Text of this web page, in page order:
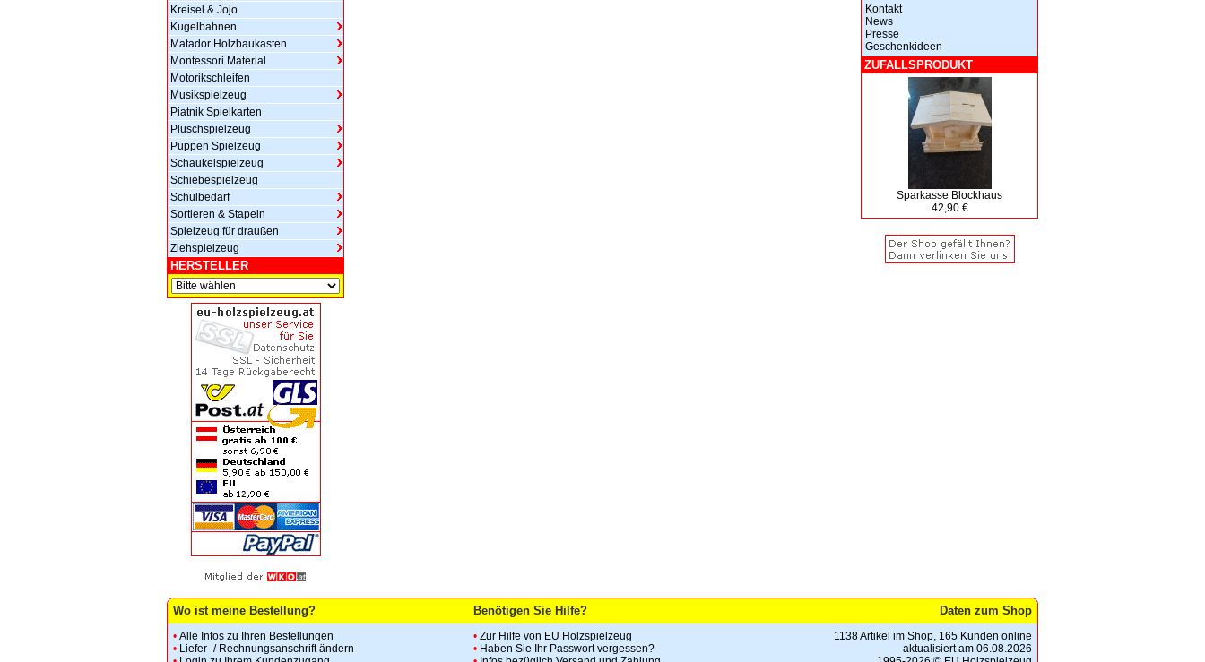
Kreisel & Jojo
Kugelbahnen
Matador Holzbaukasten
Montessori Material
Motorikschleifen
Musikspielzeug
Piatnik Spielkarten
Plüschspielzeug
Puppen Spielzeug
Schaukelspielzeug
Schiebespielzeug
Schulbedarf
Sortieren & Stapeln
Spielzeug für draußen
Ziehspielzeug
HERSTELLER
Kontakt
News
Presse
Geschenkideen
ZUFALLSPRODUKT
Sparkasse Blockhaus
42,90 €
Wo ist meine Bestellung? Benötigen Sie Hilfe? Daten zum Shop
• Alle Infos zu Ihren Bestellungen
• Liefer- / Rechnungsanschrift ändern
• Zur Hilfe von EU Holzspielzeug
• Haben Sie Ihr Passwort vergessen?
1138 Artikel im Shop, 165 Kunden online
aktualisiert am 06.08.2026